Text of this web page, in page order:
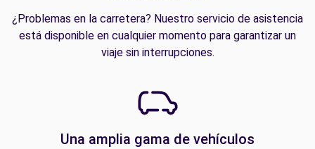
¿Problemas en la carretera? Nuestro servicio de asistencia
está disponible en cualquier momento para garantizar un
viaje sin interrupciones.
Una amplia gama de vehículos